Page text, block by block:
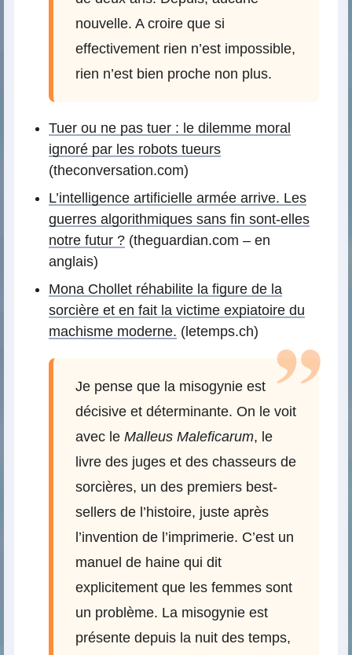
nouvelle. A croire que si
effectivement rien n’est impossible,
rien n’est bien proche non plus.
Tuer ou ne pas tuer : le dilemme moral
ignoré par les robots tueurs
(theconversation.com)
L’intelligence artificielle armée arrive. Les
guerres algorithmiques sans fin sont-elles
notre futur ? (theguardian.com – en
anglais)
Mona Chollet réhabilite la figure de la
sorcière et en fait la victime expiatoire du
machisme moderne. (letemps.ch)
Je pense que la misogynie est
décisive et déterminante. On le voit
avec le Malleus Maleficarum, le
livre des juges et des chasseurs de
sorcières, un des premiers best-
sellers de l’histoire, juste après
l’invention de l’imprimerie. C’est un
manuel de haine qui dit
explicitement que les femmes sont
un problème. La misogynie est
présente depuis la nuit des temps,